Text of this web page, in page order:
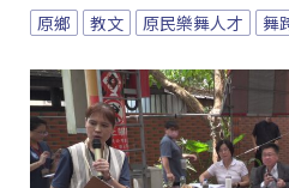
原鄉 教文 原民樂舞人才 舞